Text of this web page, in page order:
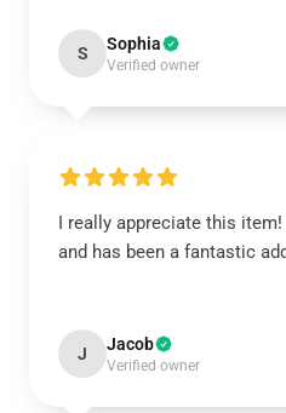
S Sophia
Verified owner
I really appreciate this
and has been a fantastic
J Jacob
Verified owner